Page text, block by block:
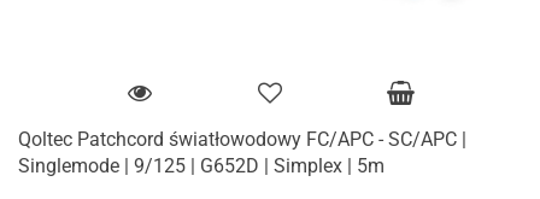
Qoltec Patchcord światłowodowy FC/APC - SC/APC |
Singlemode | 9/125 | G652D | Simplex | 5m